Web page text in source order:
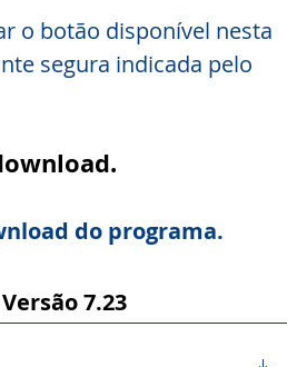
o botão disponível nesta
segura indicada pelo
do programa.
7.23